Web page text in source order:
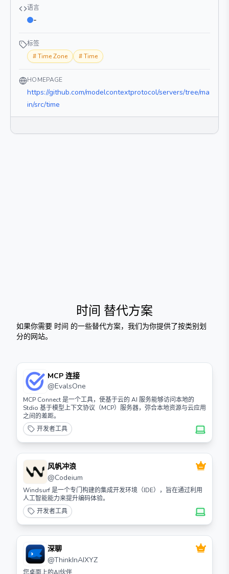
语言
-
标签
#Time Zone #Time
HOMEPAGE
https://github.com/modelcontextprotocol/servers/tree/ma
in/src/time
时间 替代方案
如果你需要 时间 的一些替代方案，我们为你提供了按类别划
分的网站。
MCP 连接
@EvalsOne
MCP Connect 是一个工具，使基于云的 AI 服务能够访问本地的
Stdio 基于模型上下文协议（MCP）服务器，弥合本地资源与云应用
之间的差距。
开发者工具
风帆冲浪
@Codeium
Windsurf 是一个专门构建的集成开发环境（IDE），旨在通过利用
人工智能能力来提升编码体验。
开发者工具
深聊
@ThinkInAIXYZ